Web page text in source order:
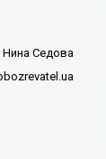
Нина Седова